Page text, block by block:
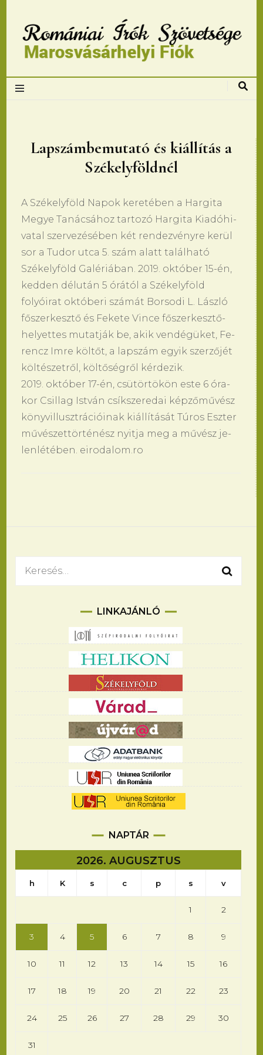
Romániai Írók
Marosvásárhelyi
Lapszámbemutató és kiállítás a
Székelyföldnél
A Székelyföld Na­pok ke­retében a Har­gi­ta
Me­gye Tanácsához tar­tozó Har­gi­ta Kiadóhi­
va­tal szer­vezésében két ren­dezvényre kerül
sor a Tu­dor utca 5. szám alatt található
Székelyföld Galériában. 2019. október 15-én,
ked­den délután 5 órától a Székelyföld
folyóirat októberi számát Bor­so­di L. László
főszer­kesztő és Fe­ke­te Vin­ce főszer­kesztő-
he­lyet­tes mu­tatják be, akik vendégüket, Fe­
rencz Imre költőt, a lap­szám egyik szerzőjét
költészetről, költőségről kérde­zik.
2019. október 17-én, csütörtökön este 6 óra­
kor Csil­lag István csíksze­re­dai képzőművész
könyv­il­lusztrációinak kiállítását Túros Esz­ter
művészettörténész nyit­ja meg a művész je­
lenlétében. eirodalom.ro
Keresés:
LINKAJÁNLÓ
NAPTÁR
2026. AUGUSZTUS
h K s c p s v
1 2
3 4 5 6 7 8 9
10 11 12 13 14 15 16
17 18 19 20 21 22 23
24 25 26 27 28 29 30
31